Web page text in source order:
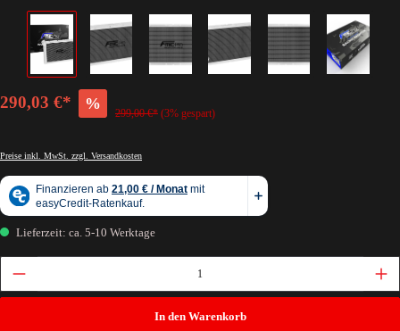
290,03 €* %
299,00 €* (3% gespart)
Preise inkl. MwSt. zzgl. Versandkosten
Lieferzeit: ca. 5-10 Werktage
In den Warenkorb